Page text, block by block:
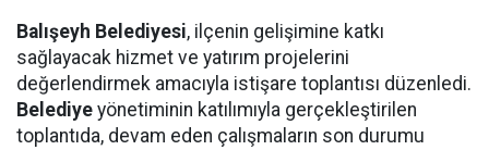
Balışeyh Belediyesi, ilçenin gelişimine katkı
sağlayacak hizmet ve yatırım projelerini
değerlendirmek amacıyla istişare toplantısı düzenledi.
Belediye yönetiminin katılımıyla gerçekleştirilen
toplantıda, devam eden çalışmaların son durumu